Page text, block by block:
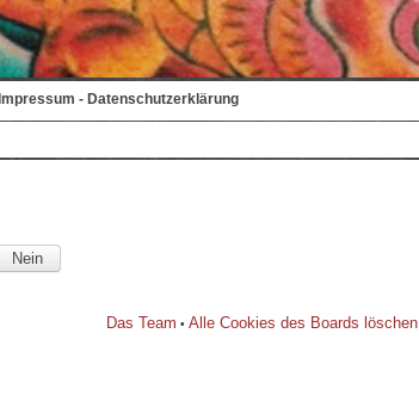
Impressum - Datenschutzerklärung
Das Team • Alle Cookies des Boards löschen